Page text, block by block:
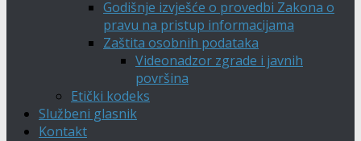
Godišnje izvješće o provedbi Zakona o
pravu na pristup informacijama
Zaštita osobnih podataka
Videonadzor zgrade i javnih
površina
Etički kodeks
Službeni glasnik
Kontakt